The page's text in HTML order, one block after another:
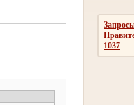
1037